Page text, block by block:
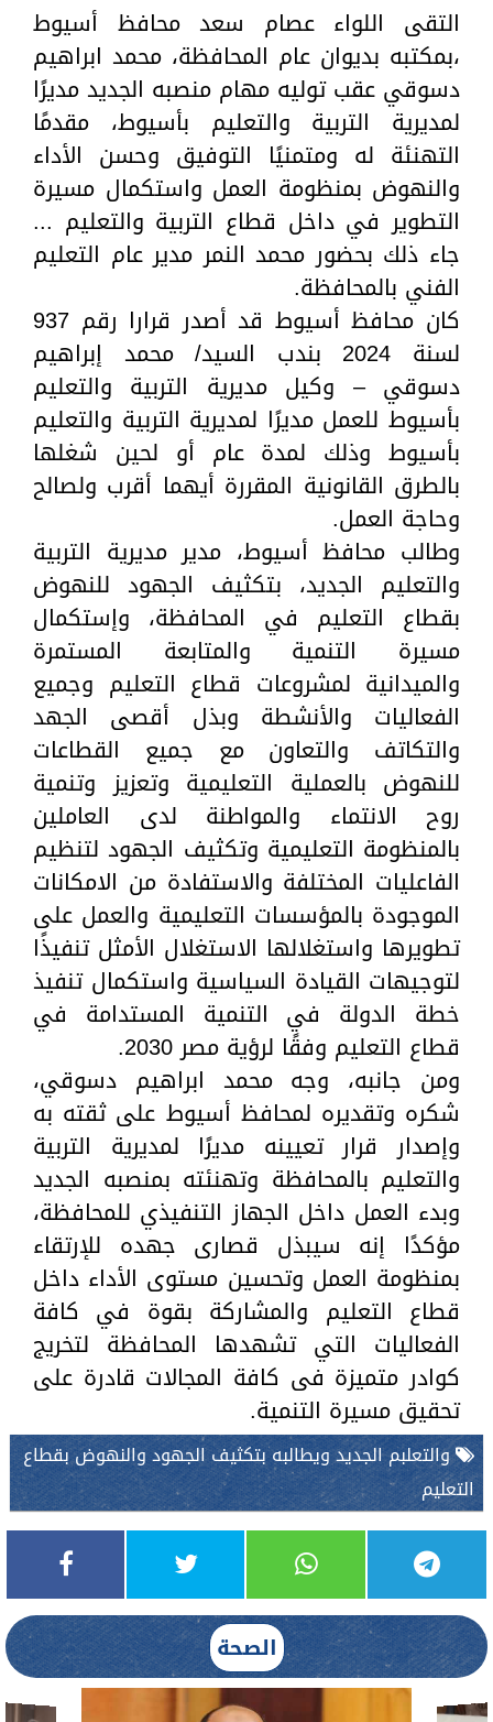
التقى اللواء عصام سعد محافظ أسيوط
،بمكتبه بديوان عام المحافظة، محمد ابراهيم
دسوقي عقب توليه مهام منصبه الجديد مديرًا
لمديرية التربية والتعليم بأسيوط، مقدمًا
التهنئة له ومتمنيًا التوفيق وحسن الأداء
والنهوض بمنظومة العمل واستكمال مسيرة
التطوير في داخل قطاع التربية والتعليم ...
جاء ذلك بحضور محمد النمر مدير عام التعليم
الفني بالمحافظة.
كان محافظ أسيوط قد أصدر قرارا رقم 937
لسنة 2024 بندب السيد/ محمد إبراهيم
دسوقي – وكيل مديرية التربية والتعليم
بأسيوط للعمل مديرًا لمديرية التربية والتعليم
بأسيوط وذلك لمدة عام أو لحين شغلها
بالطرق القانونية المقررة أيهما أقرب ولصالح
وحاجة العمل.
وطالب محافظ أسيوط، مدير مديرية التربية
والتعليم الجديد، بتكثيف الجهود للنهوض
بقطاع التعليم في المحافظة، وإستكمال
مسيرة التنمية والمتابعة المستمرة
والميدانية لمشروعات قطاع التعليم وجميع
الفعاليات والأنشطة وبذل أقصى الجهد
والتكاتف والتعاون مع جميع القطاعات
للنهوض بالعملية التعليمية وتعزيز وتنمية
روح الانتماء والمواطنة لدى العاملين
بالمنظومة التعليمية وتكثيف الجهود لتنظيم
الفاعليات المختلفة والاستفادة من الامكانات
الموجودة بالمؤسسات التعليمية والعمل على
تطويرها واستغلالها الاستغلال الأمثل تنفيذًا
لتوجيهات القيادة السياسية واستكمال تنفيذ
خطة الدولة في التنمية المستدامة في
قطاع التعليم وفقًا لرؤية مصر 2030.
ومن جانبه، وجه محمد ابراهيم دسوقي،
شكره وتقديره لمحافظ أسيوط على ثقته به
وإصدار قرار تعيينه مديرًا لمديرية التربية
والتعليم بالمحافظة وتهنئته بمنصبه الجديد
وبدء العمل داخل الجهاز التنفيذي للمحافظة،
مؤكدًا إنه سيبذل قصارى جهده للإرتقاء
بمنظومة العمل وتحسين مستوى الأداء داخل
قطاع التعليم والمشاركة بقوة في كافة
الفعاليات التي تشهدها المحافظة لتخريج
كوادر متميزة فى كافة المجالات قادرة على
تحقيق مسيرة التنمية.
والتعلبم الجديد ويطالبه بتكثيف الجهود والنهوض بقطاع
التعليم
الصحة